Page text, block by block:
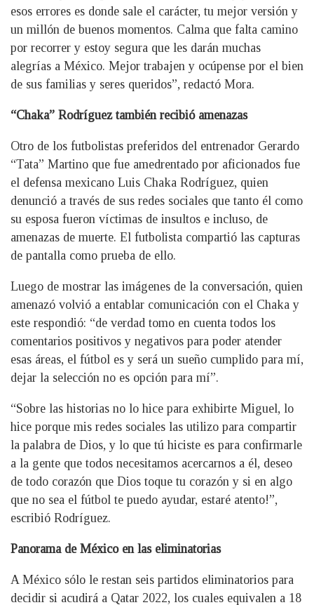
esos errores es donde sale el carácter, tu mejor versión y
un millón de buenos momentos. Calma que falta camino
por recorrer y estoy segura que les darán muchas
alegrías a México. Mejor trabajen y ocúpense por el bien
de sus familias y seres queridos”, redactó Mora.
“Chaka” Rodríguez también recibió amenazas
Otro de los futbolistas preferidos del entrenador Gerardo
“Tata” Martino que fue amedrentado por aficionados fue
el defensa mexicano Luis Chaka Rodríguez, quien
denunció a través de sus redes sociales que tanto él como
su esposa fueron víctimas de insultos e incluso, de
amenazas de muerte. El futbolista compartió las capturas
de pantalla como prueba de ello.
Luego de mostrar las imágenes de la conversación, quien
amenazó volvió a entablar comunicación con el Chaka y
este respondió: “de verdad tomo en cuenta todos los
comentarios positivos y negativos para poder atender
esas áreas, el fútbol es y será un sueño cumplido para mí,
dejar la selección no es opción para mí”.
“Sobre las historias no lo hice para exhibirte Miguel, lo
hice porque mis redes sociales las utilizo para compartir
la palabra de Dios, y lo que tú hiciste es para confirmarle
a la gente que todos necesitamos acercarnos a él, deseo
de todo corazón que Dios toque tu corazón y si en algo
que no sea el fútbol te puedo ayudar, estaré atento!”,
escribió Rodríguez.
Panorama de México en las eliminatorias
A México sólo le restan seis partidos eliminatorios para
decidir si acudirá a Qatar 2022, los cuales equivalen a 18